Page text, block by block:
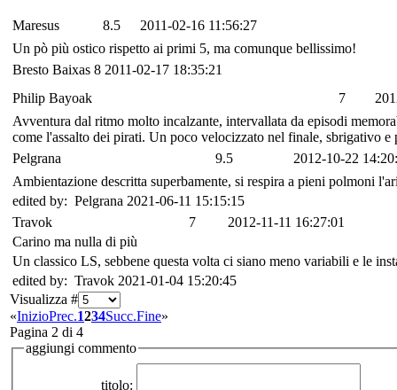
Maresus 8.5
2011-02-16 11:56:27
Un pò più ostico rispetto ai primi 5, ma comunque bellissimo!
Bresto Baixas 8 2011-02-17 18:35:21
Philip Bayoak
7
Avventura dal ritmo molto incalzante, intervallata da episodi
come l'assalto dei pirati. Un poco velocizzato nel finale, sbrigativo e
Pelgrana
9.5
2012-10-22
Ambientazione descritta superbamente, si respira a pieni polmoni
edited by: Pelgrana 2021-06-11 15:15:15
Travok
7
2012-11-11 16:27:01
Carino ma nulla di più
Un classico LS, sebbene questa volta ci siano meno variabili e le
edited by: Travok 2021-01-04 15:20:45
Visualizza #
«InizioPrec.1234Succ.Fine»
Pagina 2 di 4
aggiungi commento
titolo: